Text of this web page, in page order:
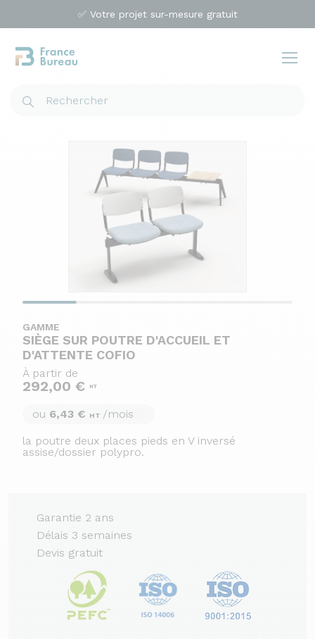
✅ Votre projet sur-mesure gratuit
GAMME
SIÈGE SUR POUTRE D'ACCUEIL ET
D'ATTENTE COFIO
À partir de
292,00 € HT
ou 6,43 € HT /mois
la poutre deux places pieds en V inversé
assise/dossier polypro.
Garantie 2 ans
Délais 3 semaines
Devis gratuit